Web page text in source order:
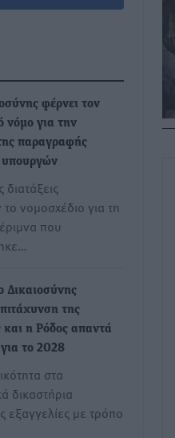
φέρνει τον
νόμο για την
παραγραφής
υπουργών
νομοσχέδιο για τη
που
Δικαιοσύνης
της
και η Ρόδος απαντά
το 2028
στα
δικαστήρια
εξαγγελίες με τρόπο